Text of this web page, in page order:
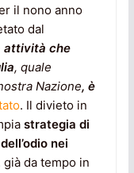
il nono anno
dal
attività che
, quale
Nazione, è
. Il divieto in
strategia di
nei
già da tempo in